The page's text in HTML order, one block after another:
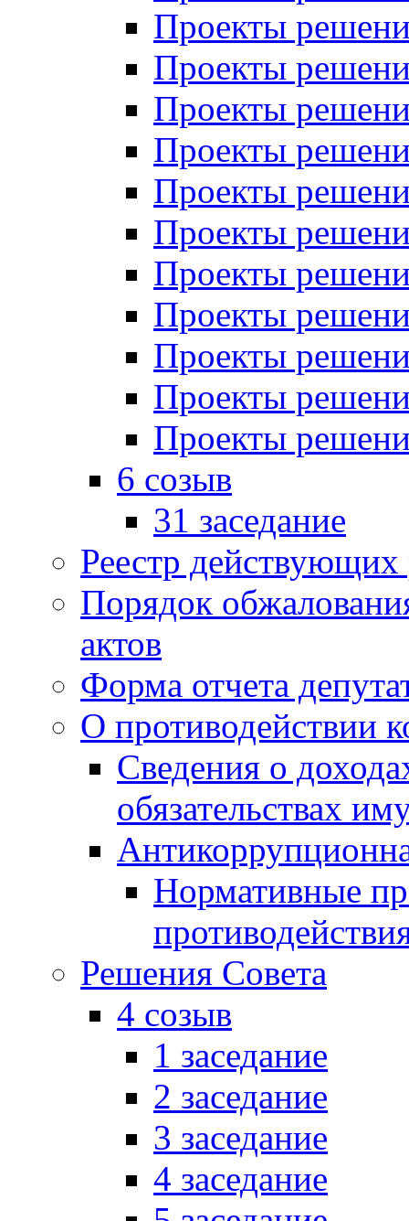
Проекты
Проекты
Проекты
Проекты
Проекты
Проекты
Проекты
Проекты
Проекты
Проекты
Проекты
6 созыв
31 заседание
Реестр
Порядок
актов
Форма отчета
О противодействии
Сведения о
обязательствах
Нормативные
Решения Совета
4 созыв
1 заседание
2 заседание
3 заседание
4 заседание